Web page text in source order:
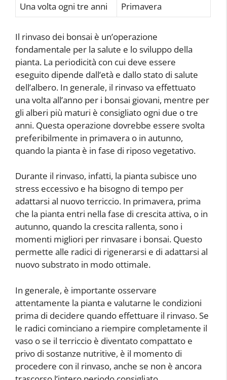
Una volta ogni tre anni
Primavera
Il rinvaso dei bonsai è un’operazione
fondamentale per la salute e lo sviluppo della
pianta. La periodicità con cui deve essere
eseguito dipende dall’età e dallo stato di salute
dell’albero. In generale, il rinvaso va effettuato
una volta all’anno per i bonsai giovani, mentre per
gli alberi più maturi è consigliato ogni due o tre
anni. Questa operazione dovrebbe essere svolta
preferibilmente in primavera o in autunno,
quando la pianta è in fase di riposo vegetativo.
Durante il rinvaso, infatti, la pianta subisce uno
stress eccessivo e ha bisogno di tempo per
adattarsi al nuovo terriccio. In primavera, prima
che la pianta entri nella fase di crescita attiva, o in
autunno, quando la crescita rallenta, sono i
momenti migliori per rinvasare i bonsai. Questo
permette alle radici di rigenerarsi e di adattarsi al
nuovo substrato in modo ottimale.
In generale, è importante osservare
attentamente la pianta e valutarne le condizioni
prima di decidere quando effettuare il rinvaso. Se
le radici cominciano a riempire completamente il
vaso o se il terriccio è diventato compattato e
privo di sostanze nutritive, è il momento di
procedere con il rinvaso, anche se non è ancora